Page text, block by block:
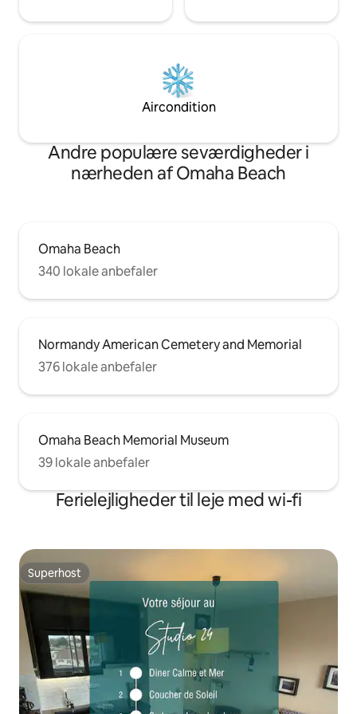
Aircondition
Andre populære seværdigheder i
nærheden af Omaha Beach
Omaha Beach
340 lokale anbefaler
Normandy American Cemetery and Memorial
376 lokale anbefaler
Omaha Beach Memorial Museum
39 lokale anbefaler
Ferielejligheder til leje med wi-fi
Superhost
Superhost